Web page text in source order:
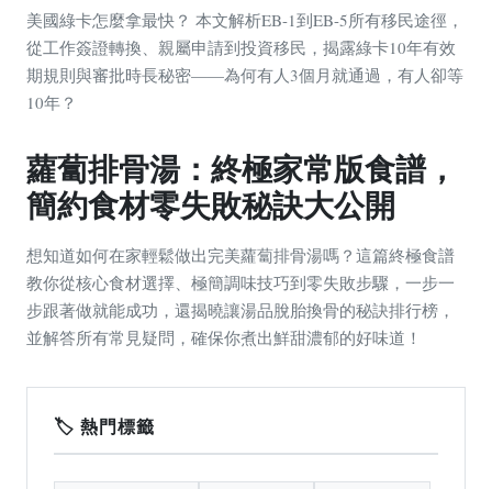
美國綠卡怎麼拿最快？ 本文解析EB-1到EB-5所有移民途徑，
從工作簽證轉換、親屬申請到投資移民，揭露綠卡10年有效
期規則與審批時長秘密——為何有人3個月就通過，有人卻等
10年？
蘿蔔排骨湯：終極家常版食譜，
簡約食材零失敗秘訣大公開
想知道如何在家輕鬆做出完美蘿蔔排骨湯嗎？這篇終極食譜
教你從核心食材選擇、極簡調味技巧到零失敗步驟，一步一
步跟著做就能成功，還揭曉讓湯品脫胎換骨的秘訣排行榜，
並解答所有常見疑問，確保你煮出鮮甜濃郁的好味道！
🏷️ 熱門標籤